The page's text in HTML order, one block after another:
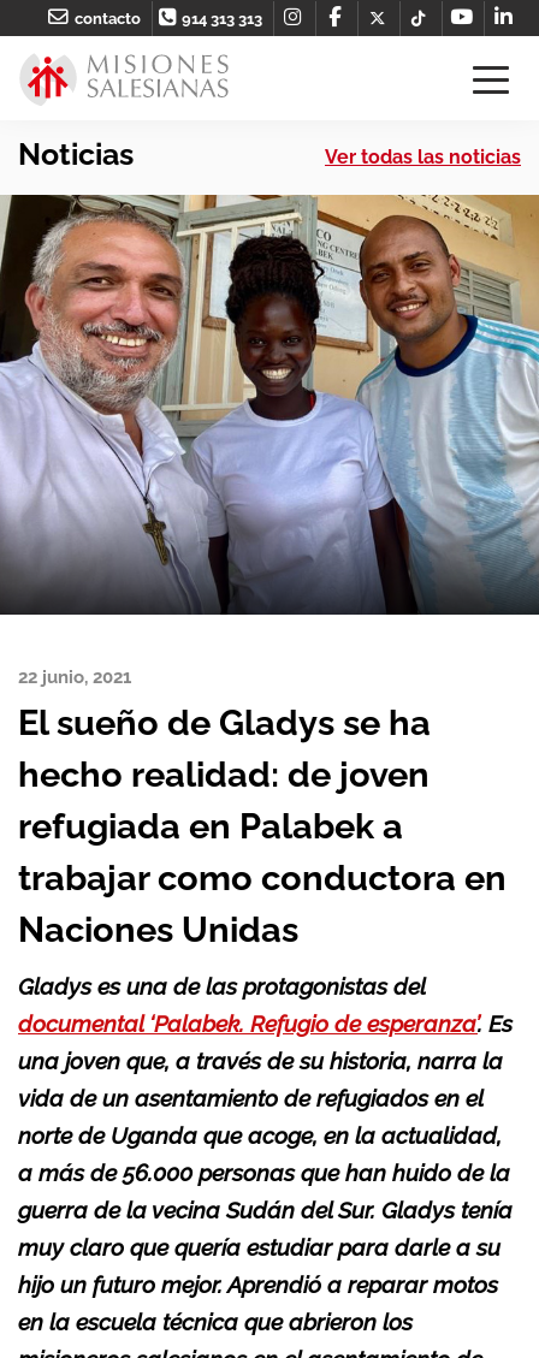
contacto 914 313 313
Noticias Ver todas las noticias
22 junio, 2021
El sueño de Gladys se ha
hecho realidad: de joven
refugiada en Palabek a
trabajar como conductora en
Naciones Unidas
Gladys es una de las protagonistas del
documental ‘Palabek. Refugio de esperanza’. Es
una joven que, a través de su historia, narra la
vida de un asentamiento de refugiados en el
norte de Uganda que acoge, en la actualidad,
a más de 56.000 personas que han huido de la
guerra de la vecina Sudán del Sur. Gladys tenía
muy claro que quería estudiar para darle a su
hijo un futuro mejor. Aprendió a reparar motos
en la escuela técnica que abrieron los